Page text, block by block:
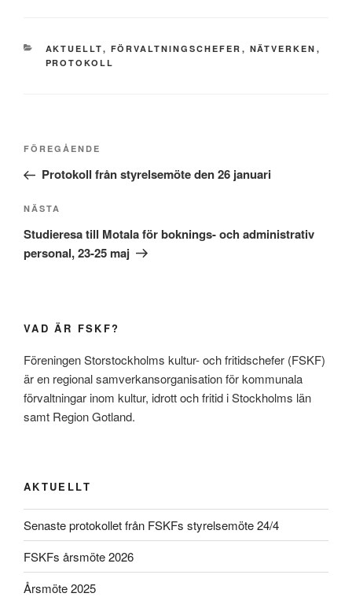
KATEGORIER
AKTUELLT, FÖRVALTNINGSCHEFER , NÄTVERKEN ,
PROTOKOLL
Inläggsnavigering
Föregående
inlägg
FÖREGÅENDE
Protokoll från styrelsemöte den 26 januari
Nästa
inlägg
NÄSTA
Studieresa till Motala för boknings- och administrativ
personal, 23-25 maj
VAD ÄR FSKF?
Föreningen Storstockholms kultur- och fritidschefer (FSKF)
är en regional samverkansorganisation för kommunala
förvaltningar inom kultur, idrott och fritid i Stockholms län
samt Region Gotland.
AKTUELLT
Senaste protokollet från FSKFs styrelsemöte 24/4
FSKFs årsmöte 2026
Årsmöte 2025